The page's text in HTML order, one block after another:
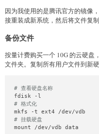
因为我使用的是腾讯官方的镜像
接重装成新系统，然后将文件复制
备份文件
按量计费购买一个 10G 的云硬盘
文件夹。复制所有用户文件到新硬
# 查看硬盘名称
# 格式化
# 挂载硬盘
mount /dev/vdb data